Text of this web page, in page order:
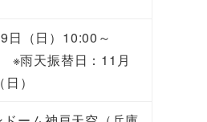
日（日）10:00～
※雨天振替日：11月
）